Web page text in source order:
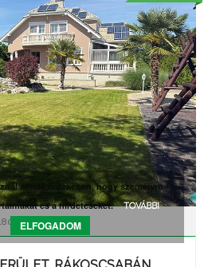
nm
annak érdekében, hogy személyre
és a hirdetéseket.
TOVÁBBI
ELFOGADOM